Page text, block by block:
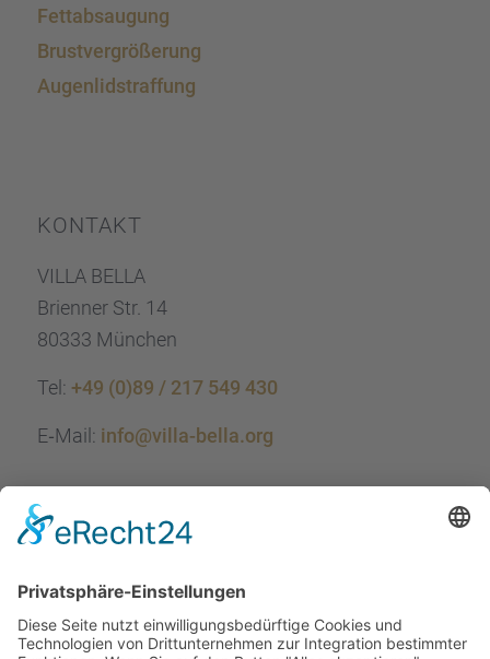
Fettab­sau­gung
Brust­ver­grö­ße­rung
Augen­lid­s­traf­fung
KONTAKT
VILLA BELLA
Brien­ner Str. 14
80333 München
Tel: +49 (0)89 / 217 549 430
E‑Mail: info@villa-bella.org
ÖFFNUNGS­ZEI­TEN
Mo-Do: 09:00 — 20:00 Uhr